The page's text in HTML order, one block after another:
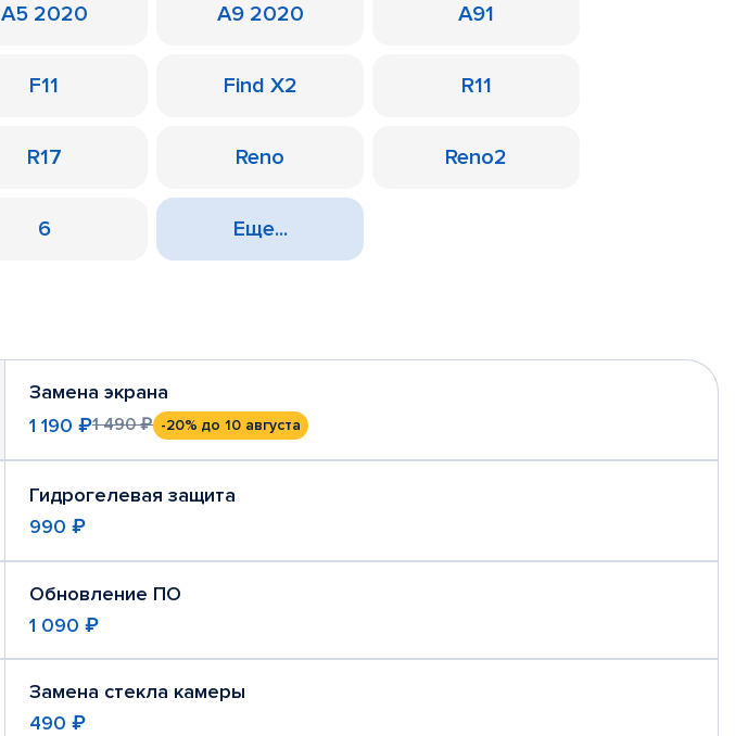
A5 2020 A9 2020 A91
F11 Find X2 R11
R17 Reno Reno2
6 Еще...
Замена экрана
1 190 ₽1 490 ₽ -20% до 10 августа
Гидрогелевая защита
990 ₽
Обновление ПО
1 090 ₽
Замена стекла камеры
490 ₽